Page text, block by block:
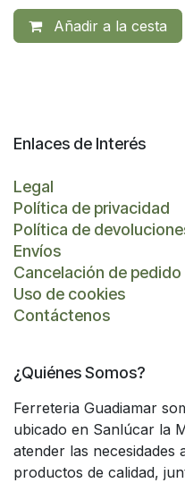
Añadir a la cesta
Enlaces de Interés
Legal
Política de privacidad
Política de
Envíos
Cancelación de pedido
Uso de cookies
Contáctenos
¿Quiénes Somos?
Ferreteria Guadiamar
ubicado en Sanlúcar la
atender las
productos de calidad,